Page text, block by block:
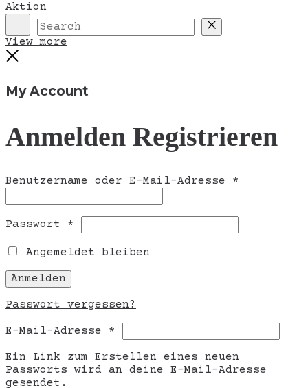
Aktion
Search Reset
View more
My Account
Anmelden Registrieren
Benutzername oder E-Mail-Adresse *
Passwort *
Angemeldet bleiben
Anmelden
Passwort vergessen?
E-Mail-Adresse *
Ein Link zum Erstellen eines neuen
Passworts wird an deine E-Mail-Adresse
gesendet.